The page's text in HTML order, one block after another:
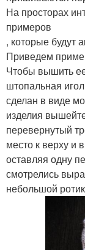
На просторах
примеров
, которые будут
Приведем
Чтобы вышить
штопальная
сделан в виде
изделия
перевернутый
место к верху и
оставляя одну
смотрелись
небольшой